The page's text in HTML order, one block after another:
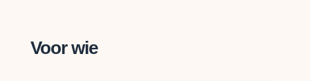
Voor wie